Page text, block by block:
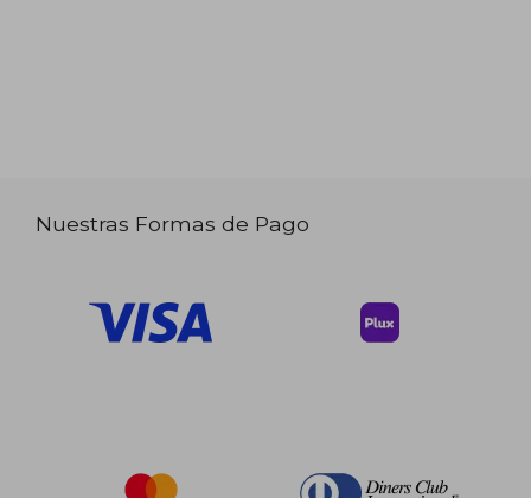
Nuestras Formas de Pago